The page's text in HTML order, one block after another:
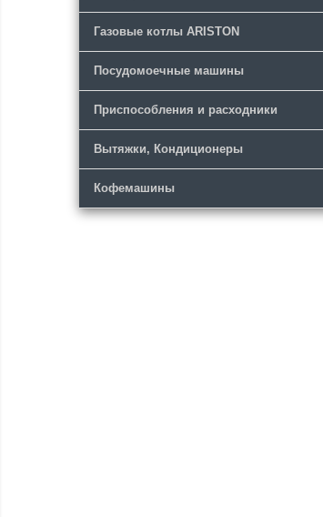
Газовые котлы ARISTON
Посудомоечные машины
Приспособления и расходники
Вытяжки, Кондиционеры
Кофемашины